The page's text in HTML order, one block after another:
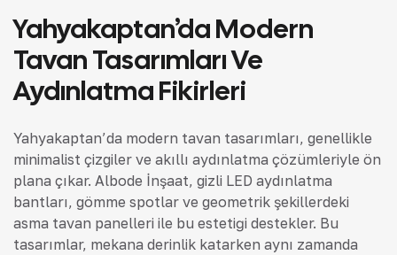
Yahyakaptan’da Modern
Tavan Tasarımları Ve
Aydınlatma Fikirleri
Yahyakaptan’da modern tavan tasarımları, genellikle
minimalist çizgiler ve akıllı aydınlatma çözümleriyle ön
plana çıkar. Albode İnşaat, gizli LED aydınlatma
bantları, gömme spotlar ve geometrik şekillerdeki
asma tavan panelleri ile bu estetiği destekler. Bu
tasarımlar, mekana derinlik katarken aynı zamanda